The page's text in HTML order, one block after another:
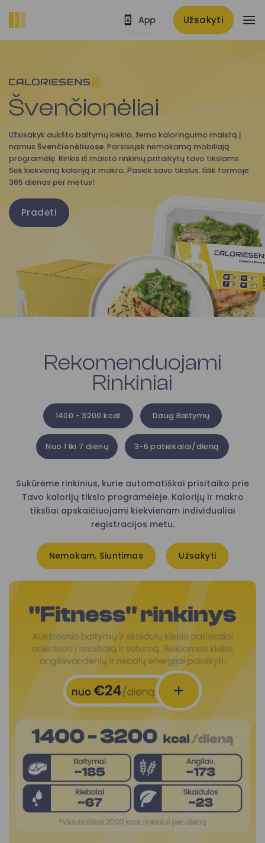
Užsakyti
Švenčionėliai
Užsisakyk aukšto baltymų kiekio, žemo kaloringumo maistą į
namus Švenčionėliuose. Parsisiųsk nemokamą mobiliają
programėlę. Rinkis iš maisto rinkinių pritaikytų tavo tikslams.
Sek kiekvieną kaloriją ir makro. Pasiek savo tikslus. Išlik formoje
365 dienas per metus!
Pradėti
Rekomenduojami
Rinkiniai
1400 - 3200 kcal Daug Baltymų
Nuo 1 Iki 7 dienų 3-6 patiekalai/dieną
Sukūrėme rinkinius, kurie automatiškai prisitaiko prie
Tavo kalorijų tikslo programėlėje. Kalorijų ir makro
tiksliai apskaičiuojami kiekvienam individualiai
registracijos metu.
Nemokam. Siuntimas Užsakyti